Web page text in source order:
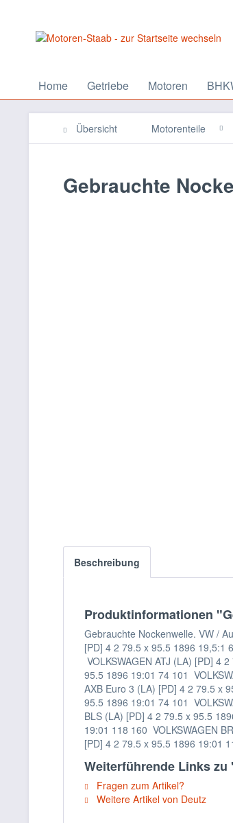
Home Getriebe Motoren
Übersicht Motorenteile
Gebrauchte
Beschreibung
Produktinformationen
Gebrauchte Nockenwelle. VW /
[PD] 4 2 79.5 x 95.5 1896 19,5:1
VOLKSWAGEN ATJ (LA) [PD] 4
95.5 1896 19:01 74 101
AXB Euro 3 (LA) [PD] 4 2 79.5 x
95.5 1896 19:01 74 101
BLS (LA) [PD] 4 2 79.5 x 95.5
19:01 118 160 VOLKSWAGEN
[PD] 4 2 79.5 x 95.5 1896 19:01
Weiterführende Links zu
Fragen zum Artikel?
Weitere Artikel von Deutz